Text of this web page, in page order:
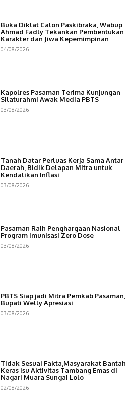
Buka Diklat Calon Paskibraka, Wabup
Ahmad Fadly Tekankan Pembentukan
Karakter dan Jiwa Kepemimpinan
04/08/2026
Kapolres Pasaman Terima Kunjungan
Silaturahmi Awak Media PBTS
03/08/2026
Tanah Datar Perluas Kerja Sama Antar
Daerah, Bidik Delapan Mitra untuk
Kendalikan Inflasi
03/08/2026
Pasaman Raih Penghargaan Nasional
Program Imunisasi Zero Dose
03/08/2026
PBTS Siap jadi Mitra Pemkab Pasaman,
Bupati Welly Apresiasi
03/08/2026
Tidak Sesuai Fakta,Masyarakat Bantah
Keras Isu Aktivitas Tambang Emas di
Nagari Muara Sungai Lolo
02/08/2026